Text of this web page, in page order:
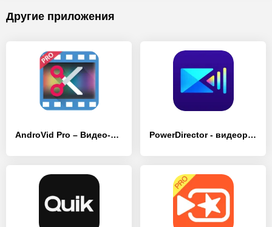
Другие приложения
AndroVid Pro – Видео-редактор, создание роликов PowerDirector - видеоредактор